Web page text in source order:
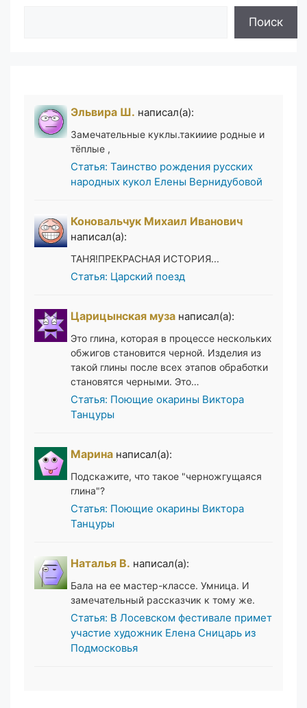
Поиск
Эльвира Ш. написал(а):
Замечательные куклы.такииие родные и
тёплые ,
Статья: Таинство рождения русских
народных кукол Елены Вернидубовой
Коновальчук Михаил Иванович
написал(а):
ТАНЯ!ПРЕКРАСНАЯ ИСТОРИЯ...
Статья: Царский поезд
Царицынская муза написал(а):
Это глина, которая в процессе нескольких
обжигов становится черной. Изделия из
такой глины после всех этапов обработки
становятся черными. Это…
Статья: Поющие окарины Виктора
Танцуры
Марина написал(а):
Подскажите, что такое "черножгущаяся
глина"?
Статья: Поющие окарины Виктора
Танцуры
Наталья В. написал(а):
Бала на ее мастер-классе. Умница. И
замечательный рассказчик к тому же.
Статья: В Лосевском фестивале примет
участие художник Елена Сницарь из
Подмосковья